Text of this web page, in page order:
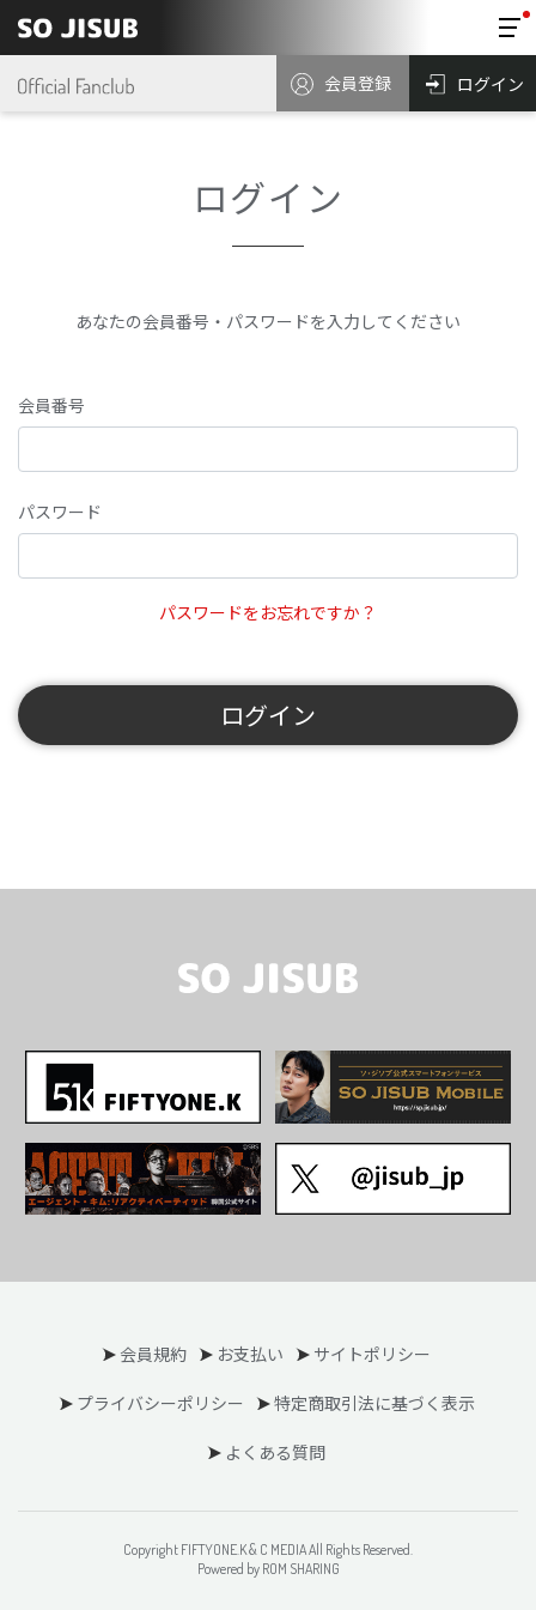
会員登録 ログイン
ログイン
あなたの会員番号・パスワードを入力してください
会員番号
パスワード
パスワードをお忘れですか？
ログイン
会員規約 お支払い サイトポリシー
プライバシーポリシー 特定商取引法に基づく表示
よくある質問
Copyright FIFTYONE.K & C MEDIA All Rights Reserved.
Powered by ROM SHARING